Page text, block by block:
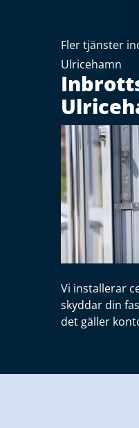
Fler tjänster
Ulricehamn
Vi installerar
skyddar din
det gäller